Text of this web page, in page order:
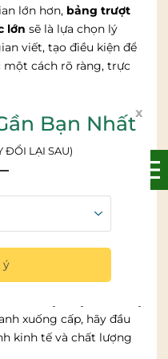
lớn hơn, bảng trượt
lớn sẽ là lựa chọn lý
viết, tạo điều kiện để
cách rõ ràng, trực
hợp với trung tâm
về dài
tư lâu dài cho trung
cong vênh, bề mặt
quả sử dụng trong
xuống cấp, hãy đầu
kinh tế và chất lượng
x
Bạn Nhất
ĐỔI LẠI SAU)
ý